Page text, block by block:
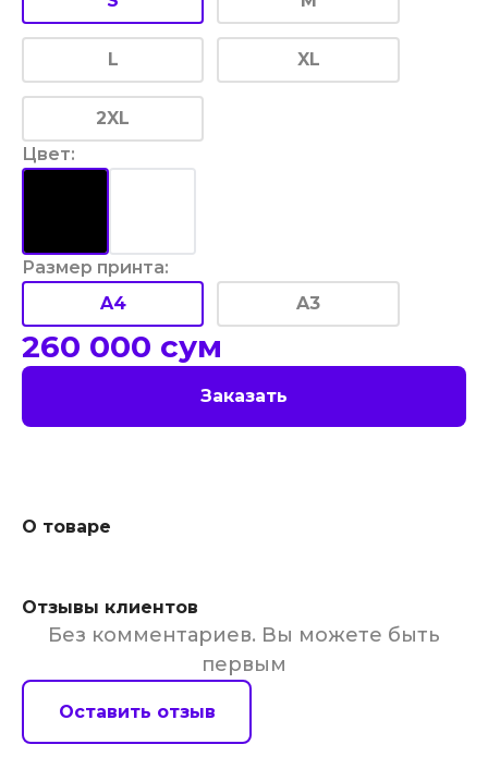
L XL
2XL
Цвет:
Размер принта:
A4
A3
260 000 сум
Заказать
О товаре
Отзывы клиентов
Без комментариев. Вы можете быть
первым
Оставить отзыв